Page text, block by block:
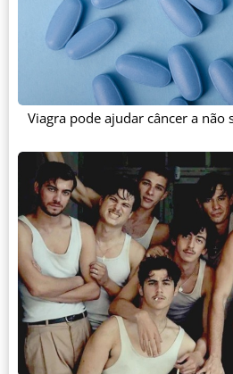
Viagra pode ajudar câncer a não